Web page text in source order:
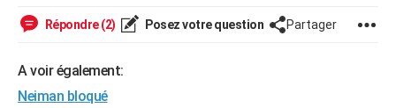
CARTE DE VOEUX
Dictionnaire
Biographies
Expressions
Proverbes
Répondre (2) Posez votre question Partager
A voir également:
Neiman bloqué